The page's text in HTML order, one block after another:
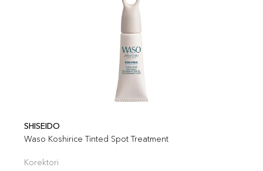
SHISEIDO
Waso Koshirice Tinted Spot Treatment
Korektori